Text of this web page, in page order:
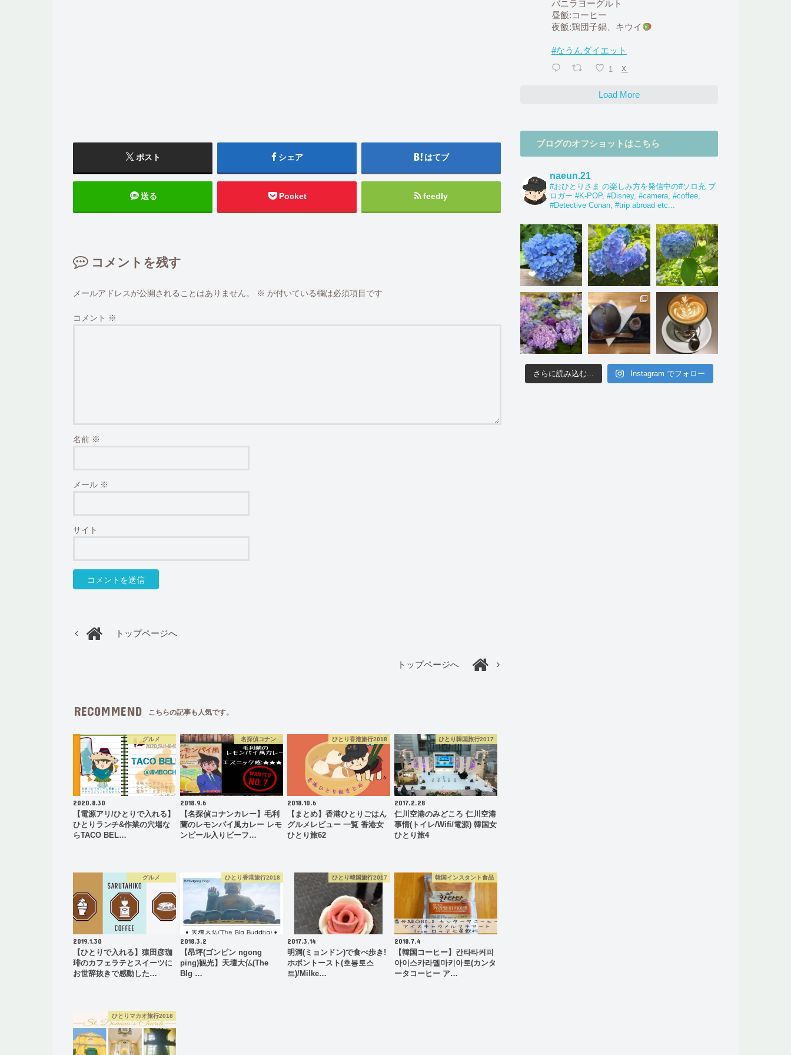
ポスト シェア はてブ
送る Pocket feedly
コメントを残す
メールアドレスが公開されることはありません。 ※ が付いている欄は必須項目です
コメント ※
名前 ※
メール ※
サイト
トップページへ
トップページへ
RECOMMEND こちらの記事も人気です。
グルメ
2020.8.30
【電源アリ/ひとりで入れる】
ひとりランチ&作業の穴場な
らTACO BEL…
名探偵コナン
2018.9.6
【名探偵コナンカレー】毛利
蘭のレモンパイ風カレー レモ
ンピール入りビーフ…
ひとり香港旅行2018
2018.10.6
【まとめ】香港ひとりごはん
グルメレビュー 一覧 香港女
ひとり旅62
ひとり韓国旅行2017
2017.2.28
仁川空港のみどころ 仁川空港
事情(トイレ/Wifi/電源) 韓国女
ひとり旅4
グルメ
2019.1.30
【ひとりで入れる】猿田彦珈
琲のカフェラテとスイーツに
お世辞抜きで感動した…
ひとり香港旅行2018
2018.3.2
【昂坪(ゴンピン ngong
ping)観光】天壇大仏(The
BIg …
ひとり韓国旅行2017
2017.3.14
明洞(ミョンドン)で食べ歩き!
ホボントースト(호봉토스
트)/Milke…
韓国インスタント食品
2018.7.4
【韓国コーヒー】칸타타커피
아이스카라멜마키아토(カンタ
ータコーヒー ア…
ひとりマカオ旅行2018
バニラヨーグルト
昼飯:コーヒー
夜飯:鶏団子鍋、キウイ
#なうんダイエット
1 X
Load More
ブログのオフショットはこちら
naeun.21
#おひとりさま の楽しみ方を発信中の#ソロ充 ブ
ロガー #K-POP, #Disney, #camera, #coffee,
#Detective Conan, #trip abroad etc...
さらに読み込む... Instagram でフォロー